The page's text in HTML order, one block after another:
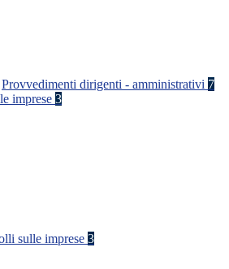
Provvedimenti dirigenti - amministrativi 7
imprese 3
sulle imprese 3